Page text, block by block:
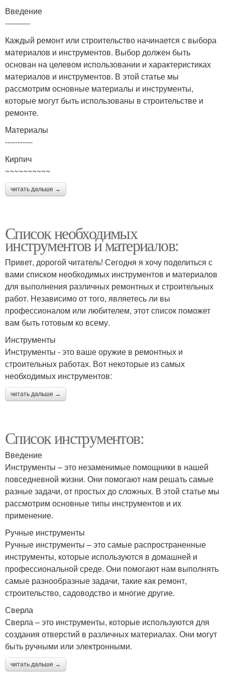
Введение
----------
Каждый ремонт или строительство начинается с выбора
материалов и инструментов. Выбор должен быть
основан на целевом использовании и характеристиках
материалов и инструментов. В этой статье мы
рассмотрим основные материалы и инструменты,
которые могут быть использованы в строительстве и
ремонте.
Материалы
-----------
Кирпич
~~~~~~~~~~
читать дальше →
Список необходимых
инструментов и материалов:
Привет, дорогой читатель! Сегодня я хочу поделиться с
вами списком необходимых инструментов и материалов
для выполнения различных ремонтных и строительных
работ. Независимо от того, являетесь ли вы
профессионалом или любителем, этот список поможет
вам быть готовым ко всему.
Инструменты
Инструменты - это ваше оружие в ремонтных и
строительных работах. Вот некоторые из самых
необходимых инструментов:
читать дальше →
Список инструментов:
Введение
Инструменты – это незаменимые помощники в нашей
повседневной жизни. Они помогают нам решать самые
разные задачи, от простых до сложных. В этой статье мы
рассмотрим основные типы инструментов и их
применение.
Ручные инструменты
Ручные инструменты – это самые распространенные
инструменты, которые используются в домашней и
профессиональной среде. Они помогают нам выполнять
самые разнообразные задачи, такие как ремонт,
строительство, садоводство и многие другие.
Сверла
Сверла – это инструменты, которые используются для
создания отверстий в различных материалах. Они могут
быть ручными или электронными.
читать дальше →